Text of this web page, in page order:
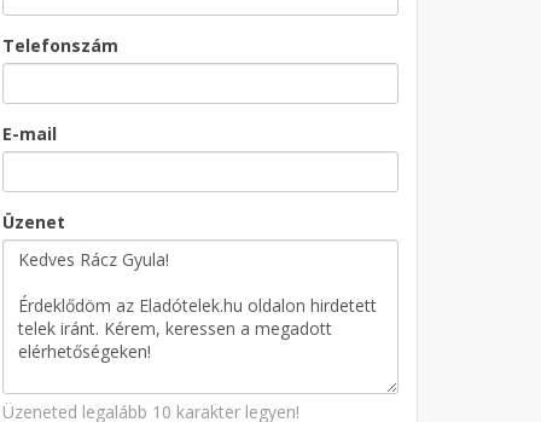
Telefonszám
E-mail
Üzenet
Üzeneted legalább 10 karakter legyen!